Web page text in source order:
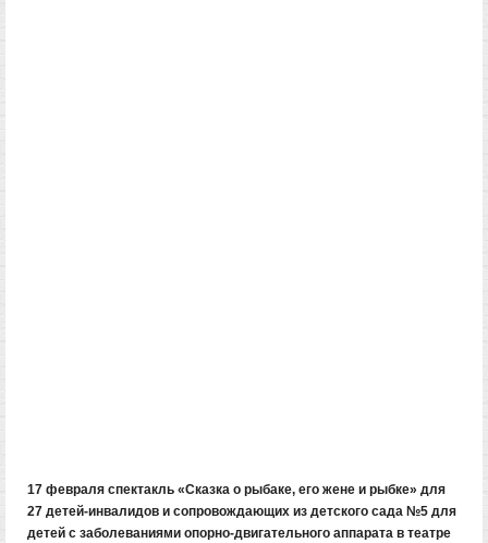
17 февраля спектакль «Сказка о рыбаке, его жене и рыбке» для
27 детей-инвалидов и сопровождающих из детского сада №5 для
детей с заболеваниями опорно-двигательного аппарата в театре